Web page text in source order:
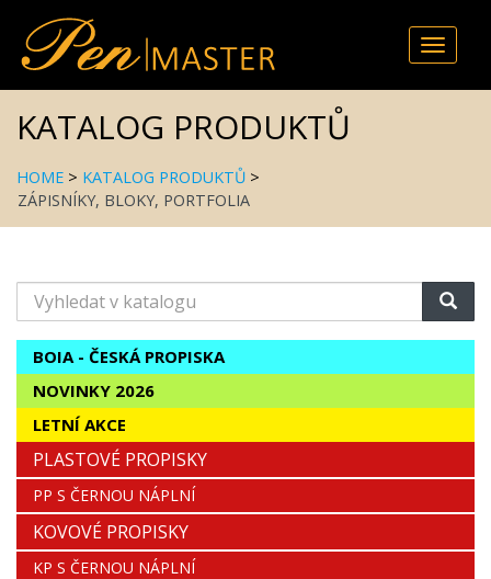
Toggle
KATALOG PRODUKTŮ
HOME > KATALOG PRODUKTŮ >
ZÁPISNÍKY, BLOKY, PORTFOLIA
Vyhledat
v
katalogu
BOIA - ČESKÁ PROPISKA
NOVINKY 2026
LETNÍ AKCE
PLASTOVÉ PROPISKY
PP S ČERNOU NÁPLNÍ
KOVOVÉ PROPISKY
KP S ČERNOU NÁPLNÍ